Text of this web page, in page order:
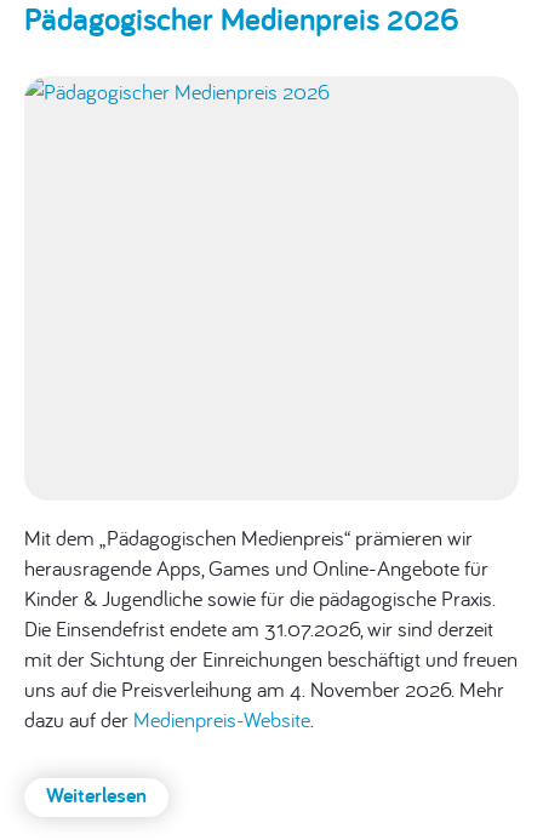
SIN!
Rückblick
Pädagogischer Medienpreis 2026
Mit dem „Pädagogischen Medienpreis“ prämieren wir
herausragende Apps, Games und Online-Angebote für
Kinder & Jugendliche sowie für die pädagogische Praxis.
Die Einsendefrist endete am 31.07.2026, wir sind derzeit
mit der Sichtung der Einreichungen beschäftigt und freuen
uns auf die Preisverleihung am 4. November 2026. Mehr
dazu auf der Medienpreis-Website.
Weiterlesen: